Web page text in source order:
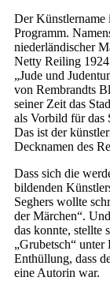
Der Künstlername
Programm.
niederländischer
Netty Reiling
„Jude und
von Rembrandts
seiner Zeit das
als Vorbild für das
Das ist der
Decknamen des
Dass sich die
bildenden
Seghers wollte
der Märchen“.
das konnte, stellte
„Grubetsch“
Enthüllung, dass
eine Autorin war.